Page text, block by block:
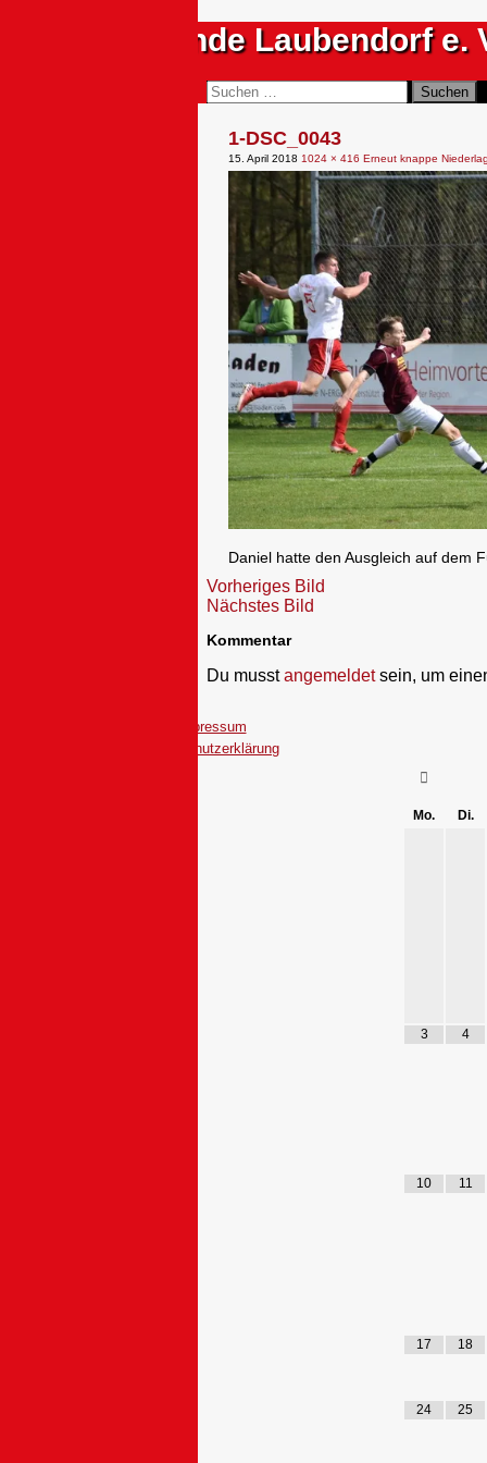
Sportfreunde Laubendorf e.
Suchen
nach:
1-DSC_0043
15. April 2018 1024 × 416 Erneut knappe
Daniel hatte den Ausgleich auf dem
Vorheriges Bild
Nächstes Bild
Kommentar
Du musstangemeldetsein, um
Impressum
Datenschutzerklärung
Mo. Di.
3 4
10 11
17 18
24 25